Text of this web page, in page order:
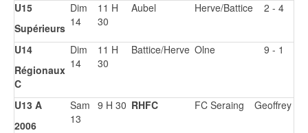
U15
Supérieurs
Dim
14
11 H
30
Aubel Herve/Battice 2 - 4
U14
Régionaux
C
Dim
14
11 H
30
Battice/Herve Olne 9 - 1
U13 A
2006
Sam
13
9 H 30 RHFC FC Seraing Geoffrey